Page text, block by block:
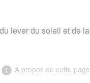
lever du soleil et de la
A propos de cette page